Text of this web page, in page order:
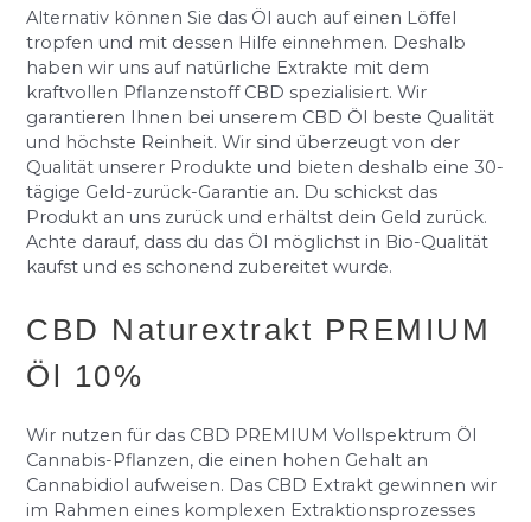
Alternativ können Sie das Öl auch auf einen Löffel
tropfen und mit dessen Hilfe einnehmen. Deshalb
haben wir uns auf natürliche Extrakte mit dem
kraftvollen Pflanzenstoff CBD spezialisiert. Wir
garantieren Ihnen bei unserem CBD Öl beste Qualität
und höchste Reinheit. Wir sind überzeugt von der
Qualität unserer Produkte und bieten deshalb eine 30-
tägige Geld-zurück-Garantie an. Du schickst das
Produkt an uns zurück und erhältst dein Geld zurück.
Achte darauf, dass du das Öl möglichst in Bio-Qualität
kaufst und es schonend zubereitet wurde.
CBD Naturextrakt PREMIUM
Öl 10%
Wir nutzen für das CBD PREMIUM Vollspektrum Öl
Cannabis-Pflanzen, die einen hohen Gehalt an
Cannabidiol aufweisen. Das CBD Extrakt gewinnen wir
im Rahmen eines komplexen Extraktionsprozesses